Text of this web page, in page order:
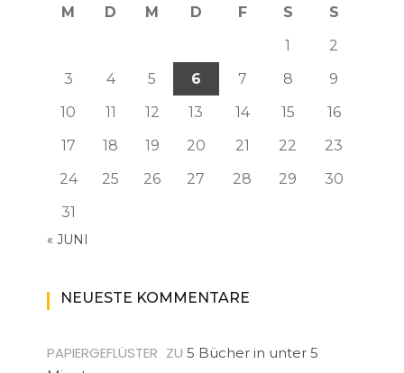
M D M D F S
S
1
2
3
4 5 6 7 8
9
10
11 12 13 14 15
16
17
18 19 20 21 22
23
24
25 26 27 28 29
30
31
« JUNI
NEUESTE KOMMENTARE
PAPIERGEFLÜSTER ZU 5 Bücher in unter 5